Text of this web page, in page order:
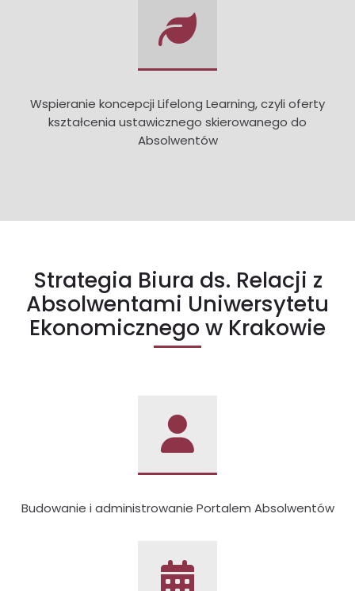
Wspieranie koncepcji Lifelong Learning, czyli oferty
kształcenia ustawicznego skierowanego do
Absolwentów
Strategia Biura ds. Relacji z
Absolwentami Uniwersytetu
Ekonomicznego w Krakowie
Budowanie i administrowanie Portalem Absolwentów